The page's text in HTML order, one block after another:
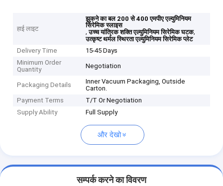
हाई लाइट
झुकने का बल 200 से 400 एमपीए एल्युमिनियम
सिरेमिक स्लाइस
,उच्च यांत्रिक शक्ति एल्युमिनियम सिरेमिक घटक,
उत्कृष्ट थर्मल स्थिरता एल्युमिनियम सिरेमिक प्लेट
Delivery Time
15-45 Days
Minimum Order
Quantity
Negotiation
Packaging Details
Inner Vacuum Packaging, Outside
Carton.
Payment Terms
T/T Or Negotiation
Supply Ability
Full Supply
और देखो
सम्पर्क करने का विवरण